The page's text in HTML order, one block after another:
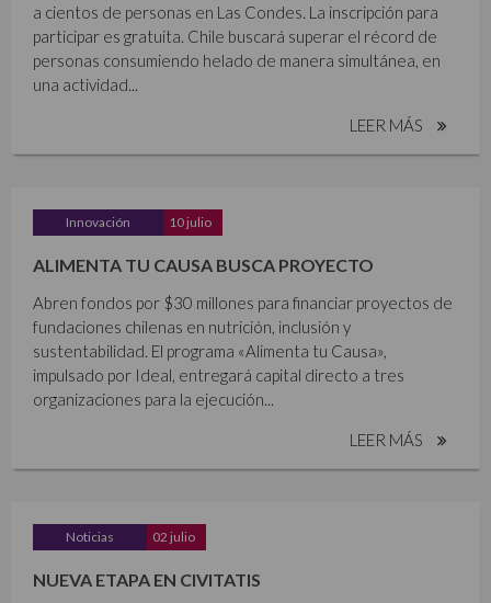
a cientos de personas en Las Condes. La inscripción para
participar es gratuita. Chile buscará superar el récord de
personas consumiendo helado de manera simultánea, en
una actividad...
LEER MÁS
Innovación 10 julio
ALIMENTA TU CAUSA BUSCA PROYECTO
Abren fondos por $30 millones para financiar proyectos de
fundaciones chilenas en nutrición, inclusión y
sustentabilidad. El programa «Alimenta tu Causa»,
impulsado por Ideal, entregará capital directo a tres
organizaciones para la ejecución...
LEER MÁS
Noticias 02 julio
NUEVA ETAPA EN CIVITATIS